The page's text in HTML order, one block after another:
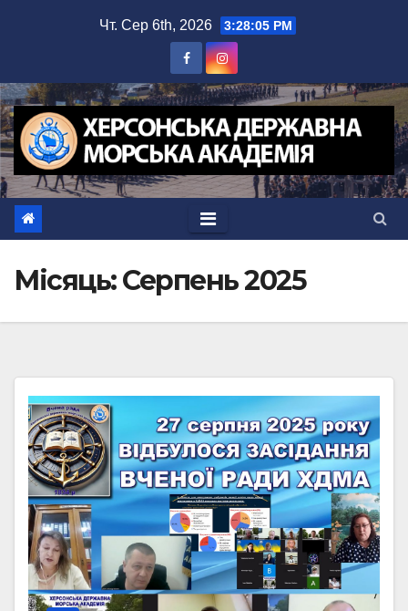
Чт. Сер 6th, 2026 3:28:06 PM
Місяць:Серпень 2025